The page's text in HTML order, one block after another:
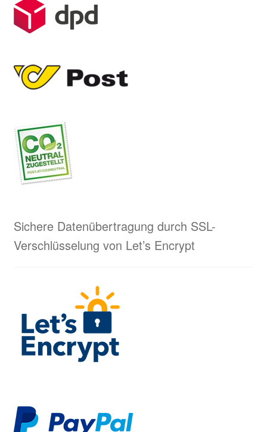
Sichere Datenübertragung durch SSL-
Verschlüsselung von Let’s Encrypt